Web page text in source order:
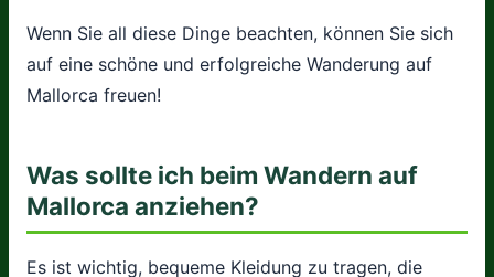
Wenn Sie all diese Dinge beachten, können Sie sich
auf eine schöne und erfolgreiche Wanderung auf
Mallorca freuen!
Was sollte ich beim Wandern auf
Mallorca anziehen?
Es ist wichtig, bequeme Kleidung zu tragen, die